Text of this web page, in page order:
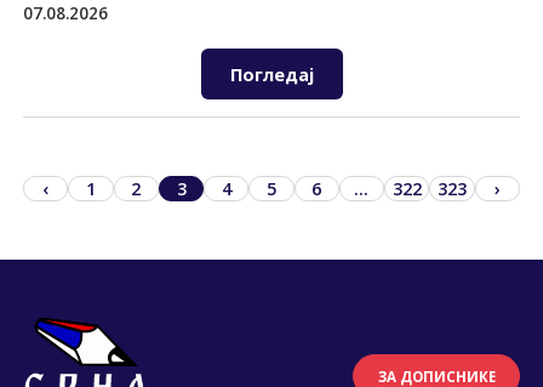
07.08.2026
Погледај
‹ 1 2 3 4 5 6 ... 322 323 ›
ЗА ДОПИСНИКЕ